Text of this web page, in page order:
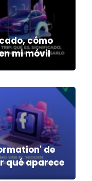
cómo
mi móvil
de
qué aparece